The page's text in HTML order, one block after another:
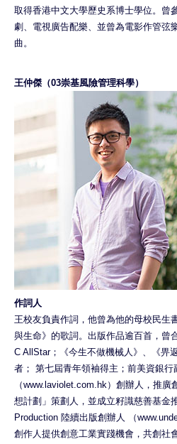
取得香港中文大學歷史系博士學位。曾
劇、電視廣告配樂、並曾為電影作管弦
曲。
王仲傑（03崇基風險管理科學）
作詞人
王校友負責作詞，他曾為他的母校民生
與生命》的歌詞。出版作品逾百首，曾
C AllStar；《今生不做機械人》、《畀
者； 第七屆青年領袖得主；前美資銀行
（www.laviolet.com.hk）創辦人，推
想計劃」策劃人，並成立籽識慈善基金
Production 陸續出版創辦人 （
創作人提供創意工業實踐機會，共創社